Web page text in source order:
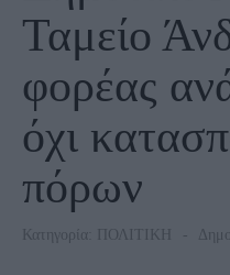
Ταμείο
φορέας
όχι
πόρων
Κατηγορία: ΠΟΛΙΤΙΚΗ